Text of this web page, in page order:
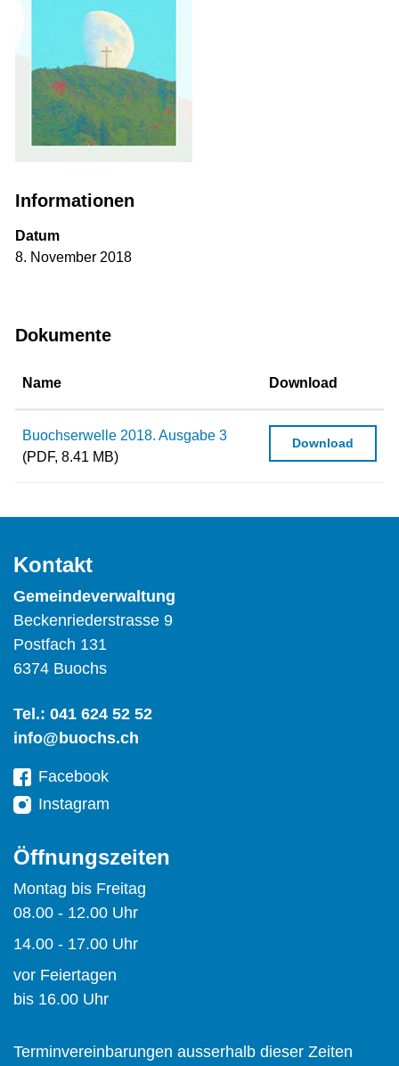
Informationen
Datum
8. November 2018
Dokumente
Name Download
Buochserwelle 2018. Ausgabe 3
(PDF, 8.41 MB)
Download
Kontakt
Gemeindeverwaltung
Beckenriederstrasse 9
Postfach 131
6374 Buochs
Tel.: 041 624 52 52
info@buochs.ch
Facebook
Instagram
Öffnungszeiten
Montag bis Freitag
08.00 - 12.00 Uhr
14.00 - 17.00 Uhr
vor Feiertagen
bis 16.00 Uhr
Terminvereinbarungen ausserhalb dieser Zeiten